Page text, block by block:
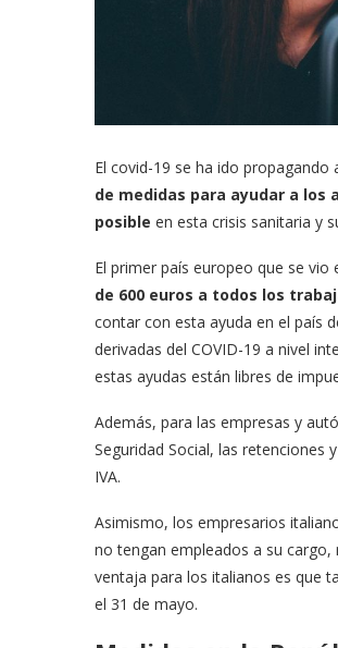
El covid-19 se ha ido
de medidas para ayudar a los
posible en esta crisis sanitaria y
El primer país europeo que se vio
de 600 euros a todos los
contar con esta ayuda en el país
derivadas del COVID-19 a nivel
estas ayudas están libres de
Además, para las empresas y
Seguridad Social, las retenciones
IVA.
Asimismo, los empresarios
no tengan empleados a su
ventaja para los italianos es que
el 31 de mayo.